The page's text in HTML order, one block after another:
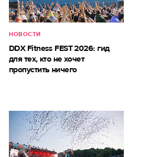
НОВОСТИ
DDX Fitness FEST 2026: гид
для тех, кто не хочет
пропустить ничего